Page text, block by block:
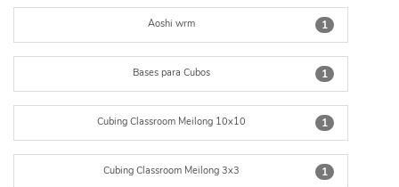
1
Aoshi wrm
1
Bases para Cubos
1
Cubing Classroom Meilong 10x10
1
Cubing Classroom Meilong 3x3